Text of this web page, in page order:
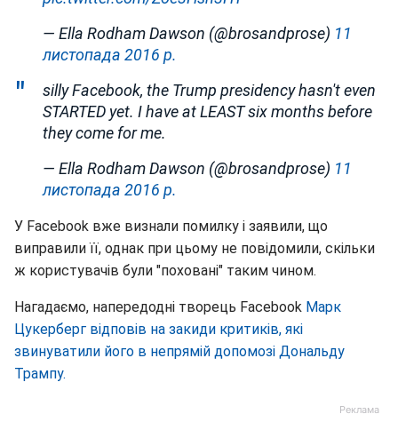
— Ella Rodham Dawson (@brosandprose) 11
листопада 2016 р.
silly Facebook, the Trump presidency hasn't even
STARTED yet. I have at LEAST six months before
they come for me.
— Ella Rodham Dawson (@brosandprose) 11
листопада 2016 р.
У Facebook вже визнали помилку і заявили, що
виправили її, однак при цьому не повідомили, скільки
ж користувачів були "поховані" таким чином.
Нагадаємо, напередодні творець Facebook Марк
Цукерберг відповів на закиди критиків, які
звинуватили його в непрямій допомозі Дональду
Трампу.